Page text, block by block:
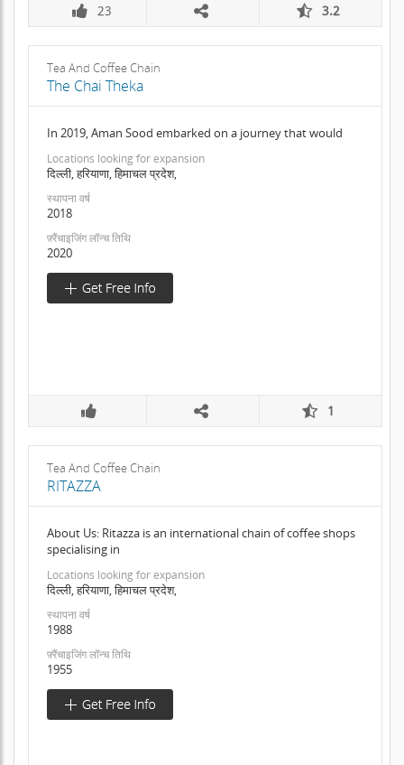
23 3.2
Tea And Coffee Chain
The Chai Theka
In 2019, Aman Sood embarked on a journey that would
Locations looking for expansion
दिल्ली, हरियाणा, हिमाचल प्रदेश,
स्थापना वर्ष
2018
फ़्रैंचाइजिंग लॉन्च तिथि
2020
1
Tea And Coffee Chain
RITAZZA
About Us: Ritazza is an international chain of coffee shops
specialising in
Locations looking for expansion
दिल्ली, हरियाणा, हिमाचल प्रदेश,
स्थापना वर्ष
1988
फ़्रैंचाइजिंग लॉन्च तिथि
1955